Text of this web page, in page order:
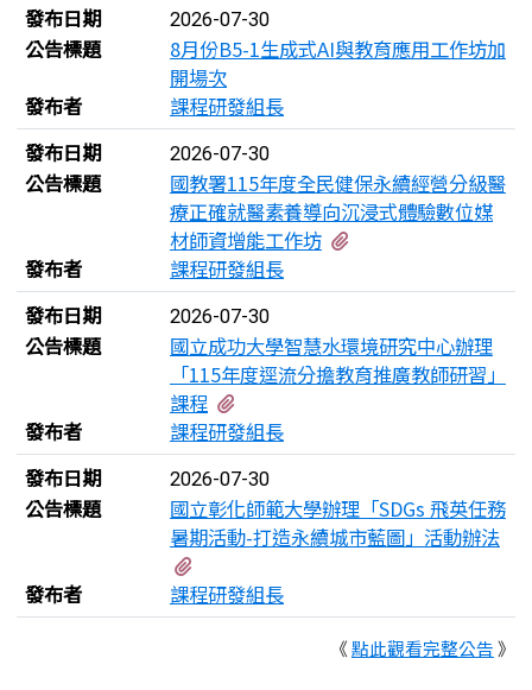
發布日期
2026-07-30
公告標題
8月份B5-1生成式AI與教育應用工作坊加
開場次
發布者
課程研發組長
發布日期
2026-07-30
公告標題
國教署115年度全民健保永續經營分級醫
療正確就醫素養導向沉浸式體驗數位媒
材師資增能工作坊
發布者
課程研發組長
發布日期
2026-07-30
公告標題
國立成功大學智慧水環境研究中心辦理
「115年度逕流分擔教育推廣教師研習」
課程
發布者
課程研發組長
發布日期
2026-07-30
公告標題
國立彰化師範大學辦理「SDGs 飛英任務
暑期活動-打造永續城市藍圖」活動辦法
發布者
課程研發組長
《點此觀看完整公告》